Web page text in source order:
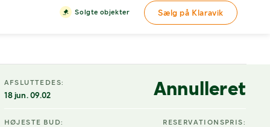
Solgte objekter Sælg på Klaravik
AFSLUTTEDES:
18 jun. 09.02 Annulleret
HØJESTE BUD: RESERVATIONSPRIS: